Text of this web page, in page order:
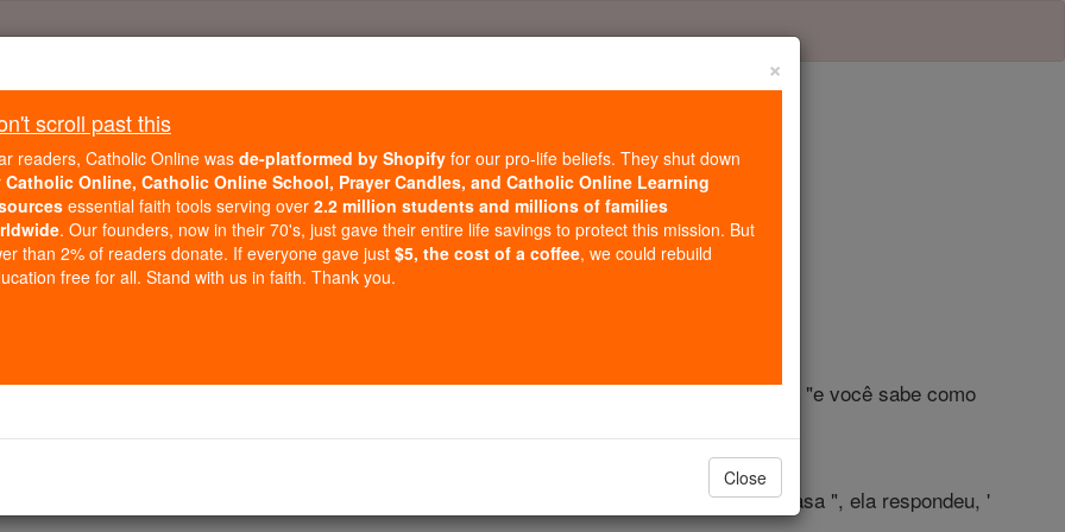
Daily Reading for Thursday, October ...
of the Rosary
2 Reis - Capítulo 4
da irmandade profética apelou a Eliseu. 'Seu servo, meu marido está morto ", disse ela, "e você sabe como
fazer por você ? Diga-me, o que você tem em casa? ' "Teu servo não tem nada em casa ", ela respondeu, '
×
scroll past this
readers, Catholic Online was de-platformed by Shopify for our pro-life beliefs. They shut down
Catholic Online, Catholic Online School, Prayer Candles, and Catholic Online Learning
essential faith tools serving over 2.2 million students and millions of families
. Our founders, now in their 70's, just gave their entire life savings to protect this mission. But
than 2% of readers donate. If everyone gave just $5, the cost of a coffee, we could rebuild
free for all. Stand with us in faith. Thank you.
Close